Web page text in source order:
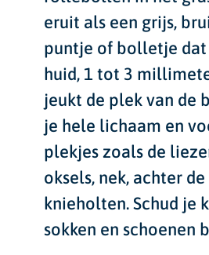
eruit als een grijs,
puntje of bolletje dat
huid, 1 tot 3
jeukt de plek van de
je hele lichaam en
plekjes zoals de
oksels, nek, achter
knieholten. Schud je
sokken en schoenen